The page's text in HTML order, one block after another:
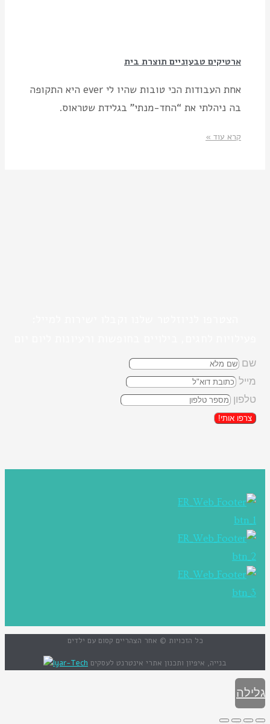
ארטיקים טבעוניים תוצרת בית
אחת העבודות הכי טובות שהיו לי ever היא התקופה
בה ניהלתי את “החד-מנתי” בגלידת שטראוס.
קרא עוד »
שם
מייל
טלפון
צרפו אותי!
כל הזכויות © אחר הצהריים קסום עם ילדים
בנייה, איפיון ותכנון אתרי אינטרנט לעסקים Iyar-Tech
גלילה